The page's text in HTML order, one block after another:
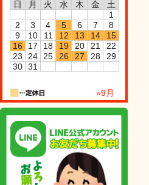
日
月 火 水 木 金
土
1
2
3 4 5 6 7
8
9
10 11 12 13 14
15
16
17 18 19 20 21
22
23
24 25 26 27 28
29
30 31
»9月